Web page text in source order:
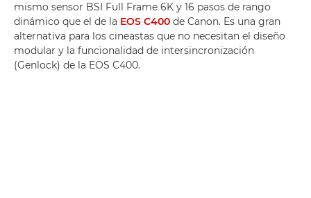
mismo sensor BSI Full Frame 6K y 16 pasos de rango
dinámico que el de la EOS C400 de Canon. Es una gran
alternativa para los cineastas que no necesitan el diseño
modular y la funcionalidad de intersincronización
(Genlock) de la EOS C400.